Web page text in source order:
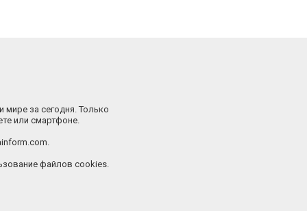
мире за сегодня. Только
или смартфоне.
файлов cookies.